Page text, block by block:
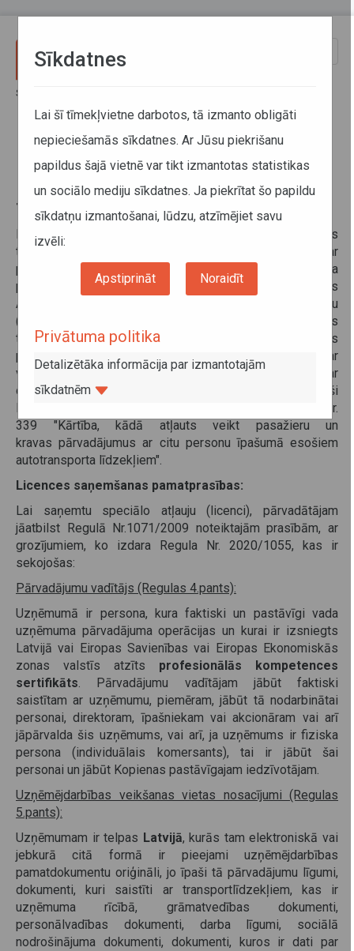
Sākums
Licence kravu
komercpārvadājumiem ar kravas
transportlīdzekli
Kravu komercpārvadājumu ar N kategorijas
transportlīdzekli vai N kategorijas transportlīdzekli ar
piekabi vai puspiekabi, kura pieļaujamā pilnā masa
pārsniedz 2,5 tonnas, drīkst veikt, ja uzņēmums
Autotransporta direkcijā ir saņēmis speciālo atļauju
(licenci) kravas komercpārvadājumiem ar kravas
transportlīdzekli. Speciālā atļauja (licence) dod tiesības
pārvadātājam veikt kravu komercpārvadājumus tikai ar
viņa īpašumā vai turējumā esošiem automobiļiem, vai ar
citu personu īpašumā esošiem automobiļiem atbilstoši
Ministru kabineta 2005. gada 17. maija noteikumiem Nr.
339 "Kārtība, kādā atļauts veikt pasažieru un
kravas pārvadājumus ar citu personu īpašumā esošiem
autotransporta līdzekļiem".
Licences saņemšanas pamatprasības:
Lai saņemtu speciālo atļauju (licenci), pārvadātājam
jāatbilst Regulā Nr.1071/2009 noteiktajām prasībām, ar
grozījumiem, ko izdara Regula Nr. 2020/1055, kas ir
sekojošas:
Pārvadājumu vadītājs (Regulas 4.pants):
Uzņēmumā ir persona, kura faktiski un pastāvīgi vada
uzņēmuma pārvadājuma operācijas un kurai ir izsniegts
Latvijā vai Eiropas Savienības vai Eiropas Ekonomiskās
zonas valstīs atzīts profesionālās kompetences
sertifikāts. Pārvadājumu vadītājam jābūt faktiski
saistītam ar uzņēmumu, piemēram, jābūt tā nodarbinātai
personai, direktoram, īpašniekam vai akcionāram vai arī
jāpārvalda šis uzņēmums, vai arī, ja uzņēmums ir fiziska
persona (individuālais komersants), tai ir jābūt šai
personai un jābūt Kopienas pastāvīgajam iedzīvotājam.
Uzņēmējdarbības veikšanas vietas nosacījumi (Regulas
5.pants):
Uzņēmumam ir telpas Latvijā, kurās tam elektroniskā vai
jebkurā citā formā ir pieejami uzņēmējdarbības
pamatdokumentu oriģināli, jo īpaši tā pārvadājumu līgumi,
dokumenti, kuri saistīti ar transportlīdzekļiem, kas ir
uzņēmuma rīcībā, grāmatvedības dokumenti,
personālvadības dokumenti, darba līgumi, sociālā
nodrošinājuma dokumenti, dokumenti, kuros ir dati par
Sīkdatnes
Lai šī tīmekļvietne darbotos, tā izmanto obligāti
nepieciešamās sīkdatnes. Ar Jūsu piekrišanu
papildus šajā vietnē var tikt izmantotas statistikas
un sociālo mediju sīkdatnes. Ja piekrītat šo papildu
sīkdatņu izmantošanai, lūdzu, atzīmējiet savu
izvēli:
Apstiprināt Noraidīt
Privātuma politika
Detalizētāka informācija par izmantotajām
sīkdatnēm